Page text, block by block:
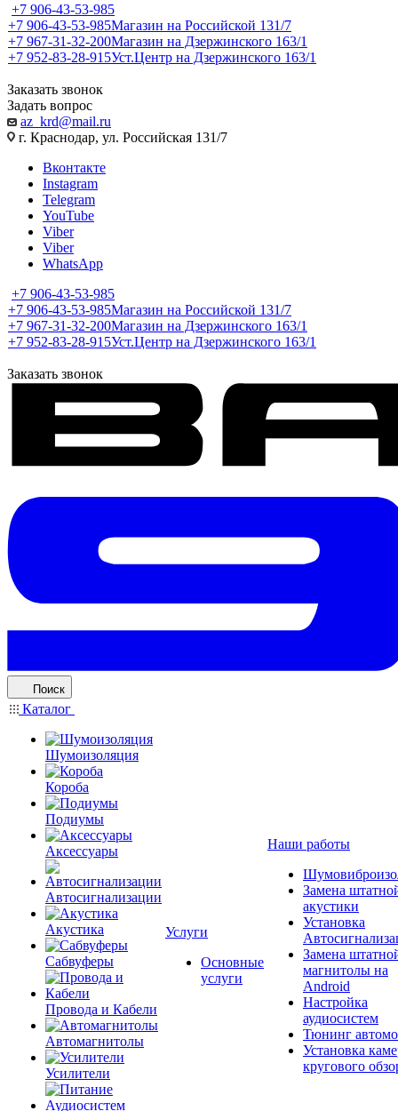
+7 906-43-53-985
+7 906-43-53-985Магазин на Российской 131/7
+7 967-31-32-200Магазин на Дзержинского 163/1
+7 952-83-28-915Уст.Центр на Дзержинского 163/1
Заказать звонок
Задать вопрос
az_krd@mail.ru
г. Краснодар, ул. Российская 131/7
Вконтакте
Instagram
Telegram
YouTube
Viber
Viber
WhatsApp
+7 906-43-53-985
+7 906-43-53-985Магазин на Российской 131/7
+7 967-31-32-200Магазин на Дзержинского 163/1
+7 952-83-28-915Уст.Центр на Дзержинского 163/1
Заказать звонок
Поиск
Каталог
Шумоизоляция
Короба
Подиумы
Аксессуары
Автосигнализации
Акустика
Сабвуферы
Провода и Кабели
Автомагнитолы
Усилители
Услуги
Основные
услуги
Наши работы
Замена
акустики
Установка
Замена
магнитолы на
Android
Настройка
аудиосистем
Тюнинг
Установка
кругового